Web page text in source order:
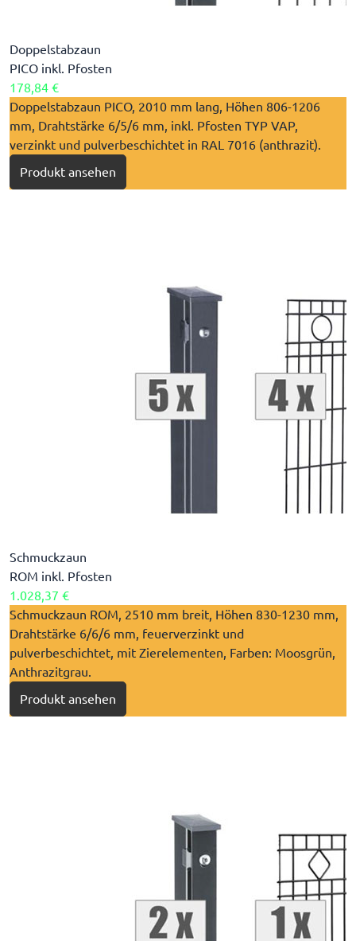
Doppelstabzaun
PICO inkl. Pfosten
178,84 €
​Doppelstabzaun PICO, 2010 mm lang, Höhen 806-1206
mm, Drahtstärke 6/5/6 mm, inkl. Pfosten TYP VAP,
verzinkt und pulverbeschichtet in RAL 7016 (anthrazit).
Produkt ansehen
Schmuckzaun
ROM inkl. Pfosten
1.028,37 €
​Schmuckzaun ROM, 2510 mm breit, Höhen 830-1230 mm,
Drahtstärke 6/6/6 mm, feuerverzinkt und
pulverbeschichtet, mit Zierelementen, Farben: Moosgrün,
Anthrazitgrau.
Produkt ansehen